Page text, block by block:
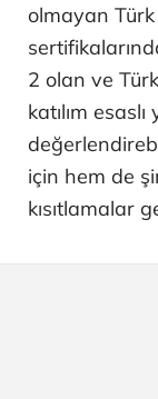
olmayan
2 olan ve
katılım
için hem de
kısıtlamalar